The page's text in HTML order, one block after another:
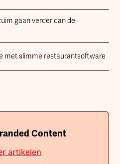
gaan verder dan de
met slimme restaurantsoftware
Content
artikelen